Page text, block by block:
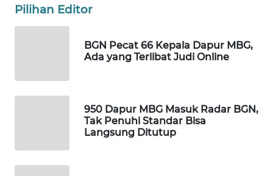
Pilihan Editor
BGN Pecat 66 Kepala Dapur MBG,
Ada yang Terlibat Judi Online
950 Dapur MBG Masuk Radar BGN,
Tak Penuhi Standar Bisa
Langsung Ditutup
WAHANA